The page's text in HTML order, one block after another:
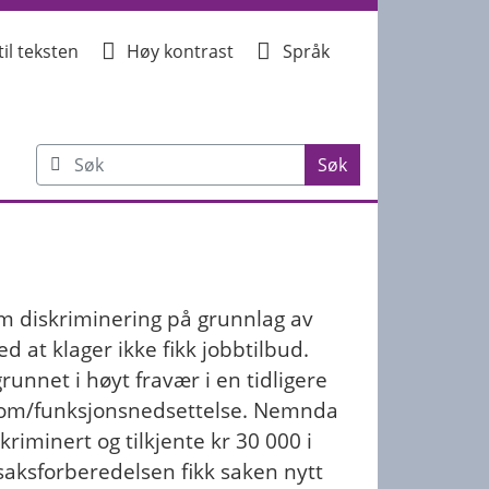
skriftstørrelse hold CTRL-tasten nede (CMD-tasten på
teksten Høy kontrastHøy kontrast
SpråkSpråk
Languages. Use
Søk
på
diskriminering på grunnlag av
at klager ikke fikk jobbtilbud.
i høyt fravær i en tidligere
funksjonsnedsettelse. Nemnda
og tilkjente kr 30 000 i
fikk saken nytt